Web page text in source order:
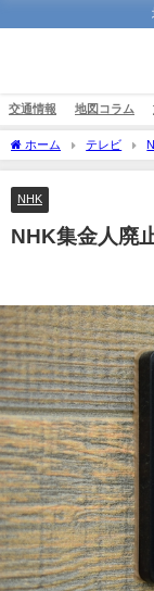
交通情報 地図コラム
ホーム テレビ
NHK
NHK集金人廃